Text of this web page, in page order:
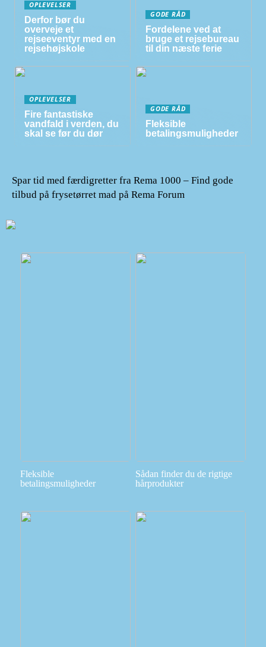
OPLEVELSER
Derfor bør du
overveje et
rejseeventyr med en
rejsehøjskole
GODE RÅD
Fordelene ved at
bruge et rejsebureau
til din næste ferie
OPLEVELSER
Fire fantastiske
vandfald i verden, du
skal se før du dør
GODE RÅD
Fleksible
betalingsmuligheder
Spar tid med færdigretter fra Rema 1000 – Find gode
tilbud på frysetørret mad på Rema Forum
Fleksible
betalingsmuligheder
Sådan finder du de rigtige
hårprodukter